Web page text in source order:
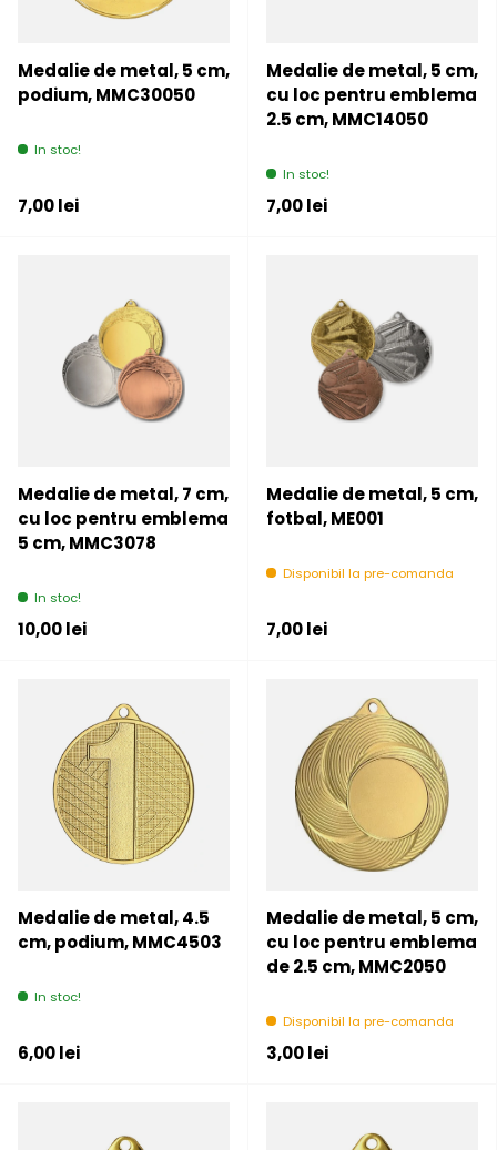
Medalie de metal, 5 cm,
podium, MMC30050
In stoc!
Pret initial
7,00 lei
Medalie de metal, 5 cm,
cu loc pentru emblema
2.5 cm, MMC14050
In stoc!
Pret initial
7,00 lei
Medalie de metal, 7 cm,
cu loc pentru emblema
5 cm, MMC3078
In stoc!
Pret initial
10,00 lei
Medalie de metal, 5 cm,
fotbal, ME001
Disponibil la pre-comanda
Pret initial
7,00 lei
Medalie de metal, 4.5
cm, podium, MMC4503
In stoc!
Pret initial
6,00 lei
Medalie de metal, 5 cm,
cu loc pentru emblema
de 2.5 cm, MMC2050
Disponibil la pre-comanda
Pret initial
3,00 lei